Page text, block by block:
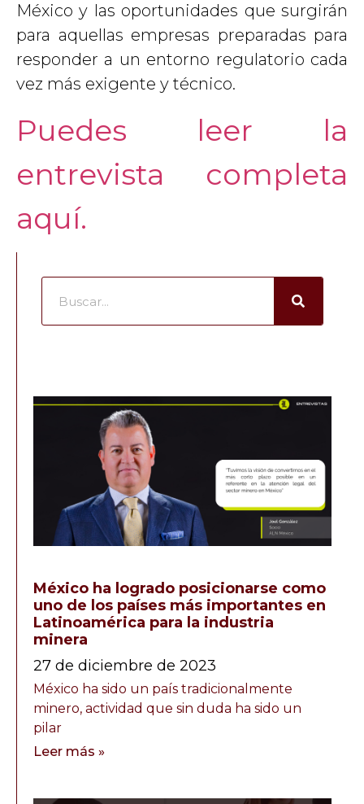
México y las oportunidades que surgirán
para aquellas empresas preparadas para
responder a un entorno regulatorio cada
vez más exigente y técnico.
Puedes leer la
entrevista completa
aquí.
México ha logrado posicionarse como
uno de los países más importantes en
Latinoamérica para la industria
minera
27 de diciembre de 2023
México ha sido un país tradicionalmente
minero, actividad que sin duda ha sido un
pilar
Leer más »